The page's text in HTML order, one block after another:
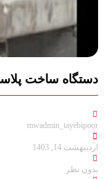
دستگاه ساخت
mwadmin_tayebipoor
اردیبهشت 14, 1403
بدون نظر